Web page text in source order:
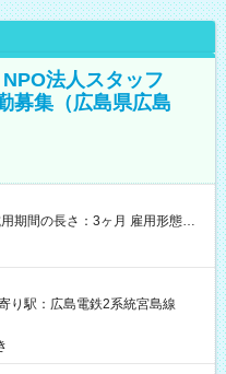
法人スタッフ
募集（広島県広島
期間の長さ：3ヶ月 雇用形態、
り駅：広島電鉄2系統宮島線